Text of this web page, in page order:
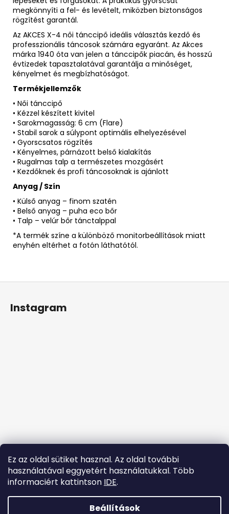
Ez az oldal sütiket hasznal. Az oldal további
használatával eggyetért használatukkal. Több
informaciért kattintson IDE.
Beállítások
megkönnyíti a fel- és levételt, miközben biztonságos
rögzítést garantál.
Az AKCES X-4 női tánccipő ideális választás kezdő és
professzionális táncosok számára egyaránt. Az Akces
márka 1940 óta van jelen a tánccipők piacán, és hosszú
évtizedek tapasztalatával garantálja a minőséget,
kényelmet és megbízhatóságot.
Termékjellemzők
• Női tánccipő
• Kézzel készített kivitel
• Sarokmagasság: 6 cm (Flare)
• Stabil sarok a súlypont optimális elhelyezésével
• Gyorscsatos rögzítés
• Kényelmes, párnázott belső kialakítás
• Rugalmas talp a természetes mozgásért
• Kezdőknek és profi táncosoknak is ajánlott
Anyag / Szín
• Külső anyag – finom szatén
• Belső anyag – puha eco bőr
• Talp – velúr bőr tánctalppal
*A termék színe a különböző monitorbeállítások miatt
enyhén eltérhet a fotón láthatótól.
L
Instagram